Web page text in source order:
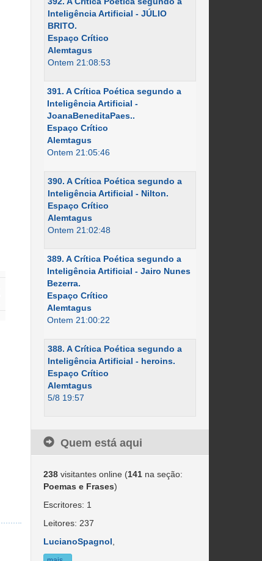
Inteligência Artificial - JÚLIO
BRITO.
Espaço Crítico
Alemtagus
Ontem 21:08:53
391. A Crítica Poética segundo a
Inteligência Artificial -
JoanaBeneditaPaes..
Espaço Crítico
Alemtagus
Ontem 21:05:46
390. A Crítica Poética segundo a
Inteligência Artificial - Nilton.
Espaço Crítico
Alemtagus
Ontem 21:02:48
389. A Crítica Poética segundo a
Inteligência Artificial - Jairo Nunes
Bezerra.
Espaço Crítico
Alemtagus
Ontem 21:00:22
388. A Crítica Poética segundo a
Inteligência Artificial - heroins.
Espaço Crítico
Alemtagus
5/8 19:57
Quem está aqui
238visitantes online (141na seção:
Poemas e Frases)
Escritores: 1
Leitores: 237
LucianoSpagnol